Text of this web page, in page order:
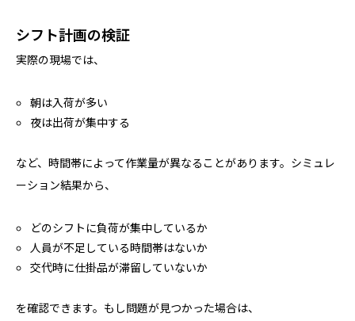
シフト計画の検証
実際の現場では、
朝は入荷が多い
夜は出荷が集中する
など、時間帯によって作業量が異なることがあります。シミュレ
ーション結果から、
どのシフトに負荷が集中しているか
人員が不足している時間帯はないか
交代時に仕掛品が滞留していないか
を確認できます。もし問題が見つかった場合は、